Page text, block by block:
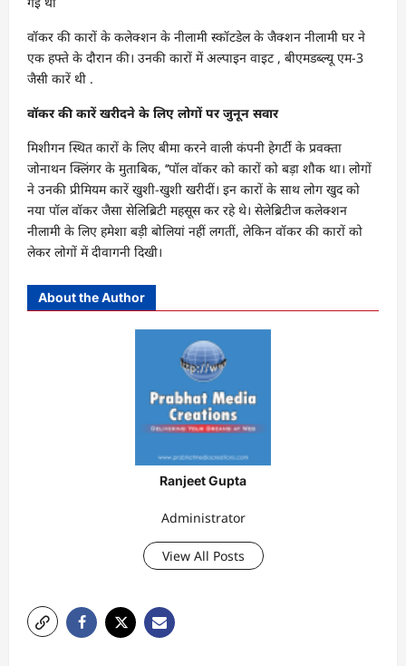
वॉकर की कारों के कलेक्शन के नीलामी स्कॉटडेल के जैक्शन नीलामी घर ने
एक हफ्ते के दौरान की। उनकी कारों में अल्पाइन वाइट , बीएमडब्ल्यू एम-3
जैसी कारें थी .
वॉकर की कारें खरीदने के लिए लोगों पर जुनून सवार
मिशीगन स्थित कारों के लिए बीमा करने वाली कंपनी हेगर्टी के प्रवक्ता
जोनाथन क्लिंगर के मुताबिक, ‘‘पॉल वॉकर को कारों को बड़ा शौक था। लोगों
ने उनकी प्रीमियम कारें खुशी-खुशी खरीदीं। इन कारों के साथ लोग खुद को
नया पॉल वॉकर जैसा सेलिब्रिटी महसूस कर रहे थे। सेलेब्रिटीज कलेक्शन
नीलामी के लिए हमेशा बड़ी बोलियां नहीं लगतीं, लेकिन वॉकर की कारों को
लेकर लोगों में दीवागनी दिखी।
About the Author
Ranjeet Gupta
Administrator
View All Posts